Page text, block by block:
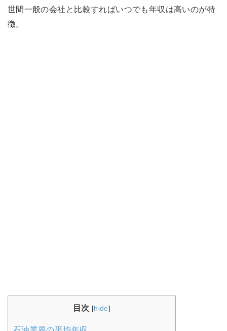
世間一般の会社と比較すればいつでも年収は高いのが特
徴。
目次 [hide]